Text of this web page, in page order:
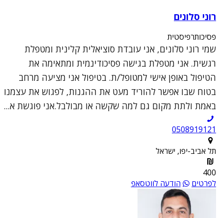
רוני סלונים
פסיכותרפיסטית
שמי רוני סלונים, אני עובדת סוציאלית קלינית ומטפלת
רגשית. אני מטפלת בגישה פסיכודינמית ומתאימה את
הטיפול באופן אישי למטופל/ת. בטיפול אני מציעה מרחב
בטוח שבו אפשר להוריד מעט את ההגנות, לפגוש את עצמנו
באמת ולתת מקום גם למה שקשה או מבולבל.אני פוגשת א...
0508919121
תל אביב-יפו, ישראל
400
לפרטים
הודעה לווטסאפ